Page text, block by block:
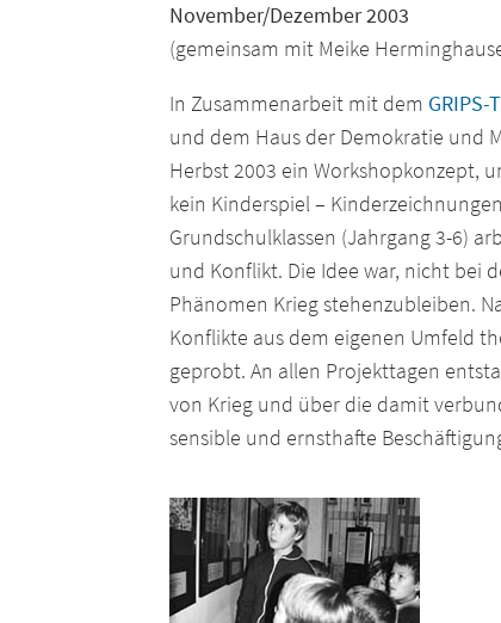
November/Dezember 2003
(gemeinsam mit Meike
In Zusammenarbeit mit dem GRIPS-
und dem Haus der Demokratie und
Herbst 2003 ein Workshopkonzept,
kein Kinderspiel –
Grundschulklassen (Jahrgang 3-6)
und Konflikt. Die Idee war, nicht bei
Phänomen Krieg stehenzubleiben.
Konflikte aus dem eigenen Umfeld
geprobt. An allen Projekttagen
von Krieg und über die damit
sensible und ernsthafte